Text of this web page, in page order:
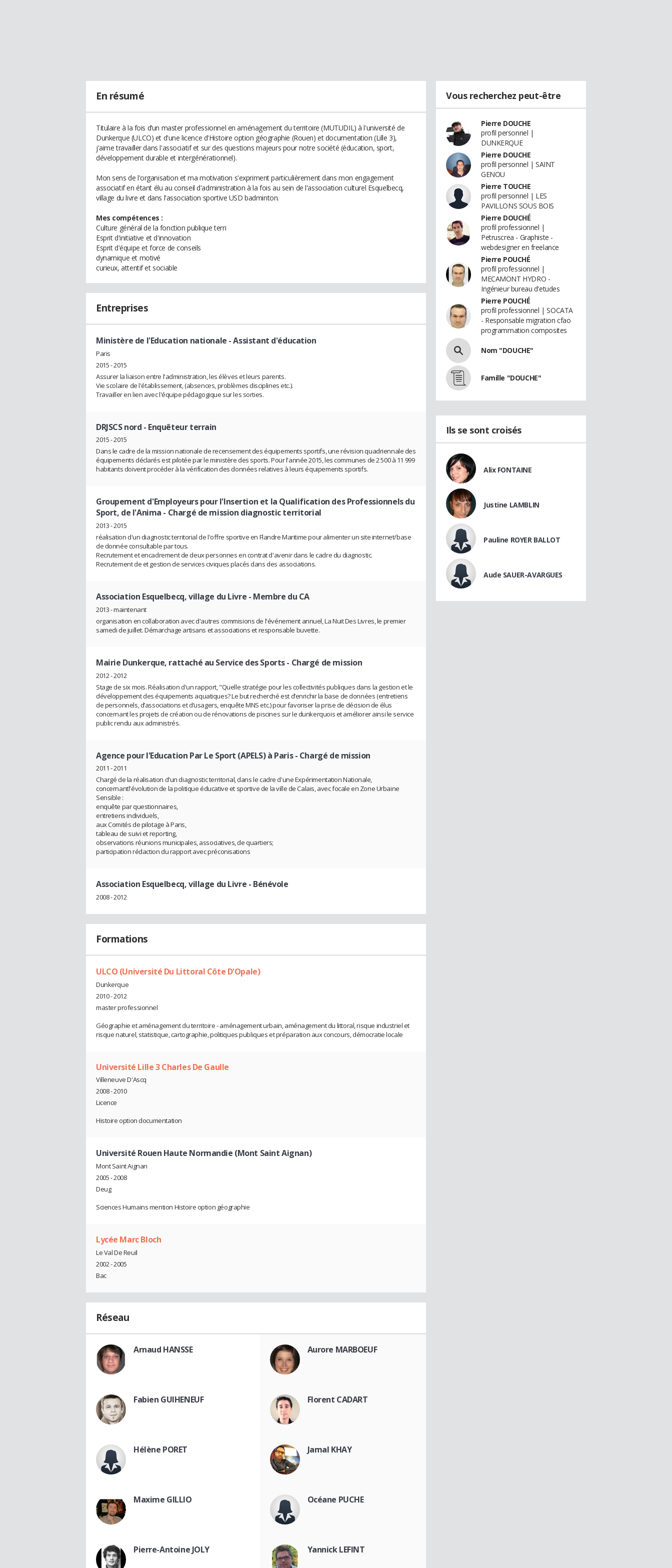
En résumé
Titulaire à la fois d’un master professionnel en aménagement du territoire (MUTUDIL) à l'université de
Dunkerque (ULCO) et d'une licence d'Histoire option géographie (Rouen) et documentation (Lille 3),
j'aime travailler dans l'associatif et sur des questions majeurs pour notre société (éducation, sport,
développement durable et intergénérationnel).
Mon sens de l'organisation et ma motivation s'expriment particulièrement dans mon engagement
associatif en étant élu au conseil d'administration à la fois au sein de l'association culturel Esquelbecq,
village du livre et dans l'association sportive USD badminton.
Mes compétences :
Culture général de la fonction publique terri
Esprit d'initiative et d'innovation
Esprit d'équipe et force de conseils
dynamique et motivé
curieux, attentif et sociable
Entreprises
Ministère de l'Education nationale - Assistant d'éducation
Paris
2015 - 2015
Assurer la liaison entre l'administration, les élèves et leurs parents.
Vie scolaire de l'établissement, (absences, problèmes disciplines etc.).
Travailler en lien avec l'équipe pédagogique sur les sorties.
DRJSCS nord - Enquêteur terrain
2015 - 2015
Dans le cadre de la mission nationale de recensement des équipements sportifs, une révision quadriennale des
équipements déclarés est pilotée par le ministère des sports. Pour l'année 2015, les communes de 2 500 à 11 999
habitants doivent procéder à la vérification des données relatives à leurs équipements sportifs.
Groupement d'Employeurs pour l'Insertion et la Qualification des Professionnels du
Sport, de l'Anima - Chargé de mission diagnostic territorial
2013 - 2015
réalisation d'un diagnostic territorial de l'offre sportive en Flandre Maritime pour alimenter un site internet/base
de donnée consultable par tous.
Recrutement et encadrement de deux personnes en contrat d'avenir dans le cadre du diagnostic.
Recrutement de et gestion de services civiques placés dans des associations.
Association Esquelbecq, village du Livre - Membre du CA
2013 - maintenant
organisation en collaboration avec d'autres commisions de l'événement annuel, La Nuit Des Livres, le premier
samedi de juillet. Démarchage artisans et associations et responsable buvette.
Mairie Dunkerque, rattaché au Service des Sports- Chargé de mission
2012 - 2012
Stage de six mois. Réalisation d'un rapport, "Quelle stratégie pour les collectivités publiques dans la gestion et le
développement des équipements aquatiques? Le but recherché est d’enrichir la base de données (entretiens
de personnels, d’associations et d’usagers, enquête MNS etc.) pour favoriser la prise de décision de élus
concernant les projets de création ou de rénovations de piscines sur le dunkerquois et améliorer ainsi le service
public rendu aux administrés.
Agence pour l'Education Par Le Sport (APELS) à Paris- Chargé de mission
2011 - 2011
Chargé de la réalisation d'un diagnostic territorial, dans le cadre d'une Expérimentation Nationale,
concernantl'évolution de la politique éducative et sportive de la ville de Calais, avec focale en Zone Urbaine
Sensible :
enquête par questionnaires,
entretiens individuels,
aux Comités de pilotage à Paris,
tableau de suivi et reporting,
observations réunions municipales, associatives, de quartiers;
participation rédaction du rapport avec préconisations
Association Esquelbecq, village du Livre - Bénévole
2008 - 2012
Formations
ULCO (Université Du Littoral Côte D'Opale)
Dunkerque
2010 - 2012
master professionnel
Géographie et aménagement du territoire - aménagement urbain, aménagement du littoral, risque industriel et
risque naturel, statistique, cartographie, politiques publiques et préparation aux concours, démocratie locale
Université Lille 3 Charles De Gaulle
Villeneuve D'Ascq
2008 - 2010
Licence
Histoire option documentation
Université Rouen Haute Normandie (Mont Saint Aignan)
Mont Saint Aignan
2005 - 2008
Deug
Sciences Humains mention Histoire option géographie
Lycée Marc Bloch
Le Val De Reuil
2002 - 2005
Bac
Réseau
Arnaud HANSSE Aurore MARBOEUF
Fabien GUIHENEUF Florent CADART
Hélène PORET Jamal KHAY
Maxime GILLIO Océane PUCHE
Pierre-Antoine JOLY Yannick LEFINT
Vous recherchez peut-être
Pierre DOUCHE
profil personnel |
DUNKERQUE
Pierre DOUCHE
profil personnel | SAINT
GENOU
Pierre TOUCHE
profil personnel | LES
PAVILLONS SOUS BOIS
Pierre DOUCHÉ
profil professionnel |
Petruscrea - Graphiste -
webdesigner en freelance
Pierre POUCHÉ
profil professionnel |
MECAMONT HYDRO -
Ingénieur bureau d'etudes
Pierre POUCHÉ
profil professionnel | SOCATA
- Responsable migration cfao
programmation composites
Nom "DOUCHE"
Famille "DOUCHE"
Ils se sont croisés
Alix FONTAINE
Justine LAMBLIN
Pauline ROYER BALLOT
Aude SAUER-AVARGUES